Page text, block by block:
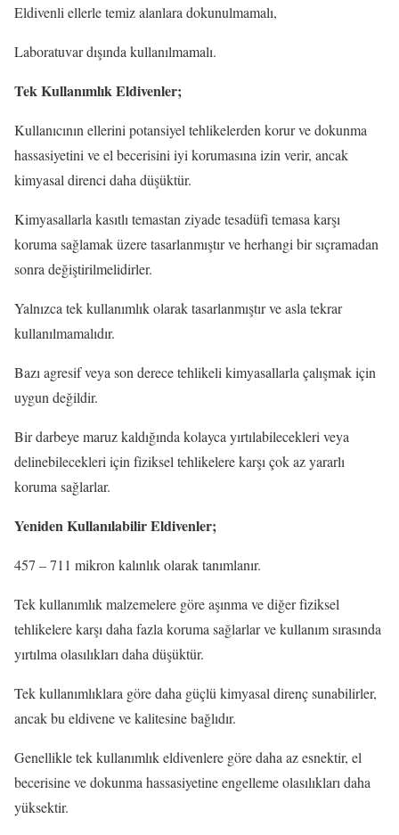
Eldivenli ellerle temiz alanlara dokunulmamalı,
Laboratuvar dışında kullanılmamalı.
Tek Kullanımlık Eldivenler;
Kullanıcının ellerini potansiyel tehlikelerden korur ve dokunma
hassasiyetini ve el becerisini iyi korumasına izin verir, ancak
kimyasal direnci daha düşüktür.
Kimyasallarla kasıtlı temastan ziyade tesadüfi temasa karşı
koruma sağlamak üzere tasarlanmıştır ve herhangi bir sıçramadan
sonra değiştirilmelidirler.
Yalnızca tek kullanımlık olarak tasarlanmıştır ve asla tekrar
kullanılmamalıdır.
Bazı agresif veya son derece tehlikeli kimyasallarla çalışmak için
uygun değildir.
Bir darbeye maruz kaldığında kolayca yırtılabilecekleri veya
delinebilecekleri için fiziksel tehlikelere karşı çok az yararlı
koruma sağlarlar.
Yeniden Kullanılabilir Eldivenler;
457 – 711 mikron kalınlık olarak tanımlanır.
Tek kullanımlık malzemelere göre aşınma ve diğer fiziksel
tehlikelere karşı daha fazla koruma sağlarlar ve kullanım sırasında
yırtılma olasılıkları daha düşüktür.
Tek kullanımlıklara göre daha güçlü kimyasal direnç sunabilirler,
ancak bu eldivene ve kalitesine bağlıdır.
Genellikle tek kullanımlık eldivenlere göre daha az esnektir, el
becerisine ve dokunma hassasiyetine engelleme olasılıkları daha
yüksektir.